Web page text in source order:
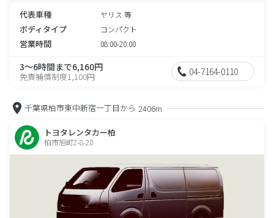
代表車種 ヤリス 等
ボディタイプ コンパクト
営業時間 08:00-20:00
3～6時間まで6,160円
免責補償制度1,100円 04-7164-0110
千葉県柏市東中新宿一丁目から 2406m
トヨタレンタカー柏
柏市旭町2-8-20